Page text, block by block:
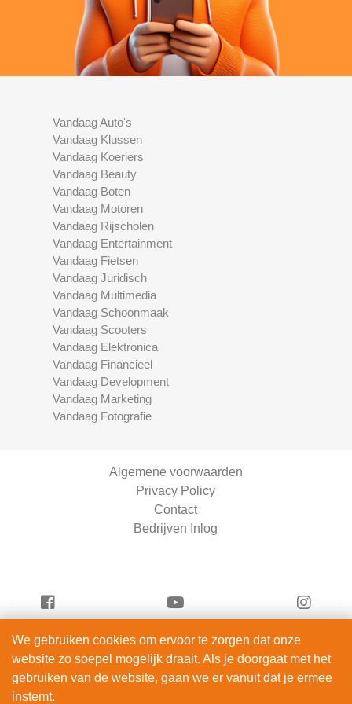
Vandaag Auto's
Vandaag Klussen
Vandaag Koeriers
Vandaag Beauty
Vandaag Boten
Vandaag Motoren
Vandaag Rijscholen
Vandaag Entertainment
Vandaag Fietsen
Vandaag Juridisch
Vandaag Multimedia
Vandaag Schoonmaak
Vandaag Scooters
Vandaag Elektronica
Vandaag Financieel
Vandaag Development
Vandaag Marketing
Vandaag Fotografie
Algemene voorwaarden
Privacy Policy
Contact
Bedrijven Inlog
Vandaag Scooters is onderdeel van
ServiceRight B.V. | KVK 90914872
We gebruiken cookies om ervoor te zorgen dat onze
website zo soepel mogelijk draait. Als je doorgaat met het
gebruiken van de website, gaan we er vanuit dat je ermee
instemt.